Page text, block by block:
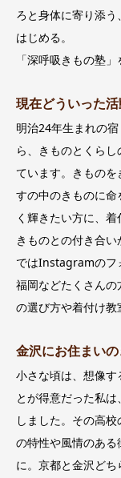
ろと身体に寄り添
はじめる。
「深呼吸きもの塾」
現在どういった
明治24年生まれの
ら、きものとくら
ています。きもの
すの中のきものに
く輝きたい方に、着
きものとの付き合
ではInstagramのフ
福岡などたくさん
の選び方や着付け教
金沢にお住まい
小さな頃は、想像す
とが得意だった私
しました。その高
の特性や風情のある
に。京都と金沢ど